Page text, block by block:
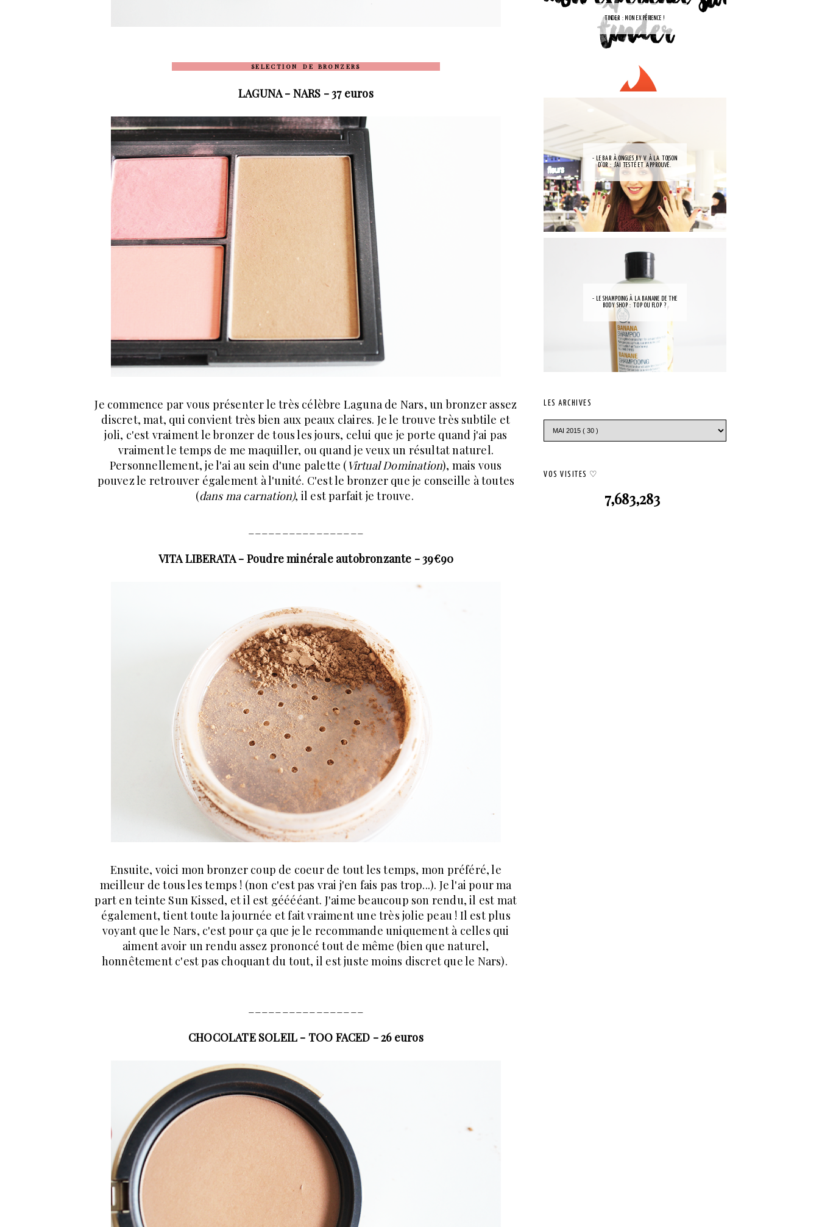
S E L E C T I O N D E B R O N Z E R S_____________________
LAGUNA - NARS - 37 euros
Je commence par vous présenter le très célèbre Laguna de Nars, un bronzer assez
discret, mat, qui convient très bien aux peaux claires. Je le trouve très subtile et
joli, c'est vraiment le bronzer de tous les jours, celui que je porte quand j'ai pas
vraiment le temps de me maquiller, ou quand je veux un résultat naturel.
Personnellement, je l'ai au sein d'une palette (Virtual Domination), mais vous
pouvez le retrouver également à l'unité. C'est le bronzer que je conseille à toutes
(dans ma carnation), il est parfait je trouve.
VITA LIBERATA - Poudre minérale autobronzante - 39€90
Ensuite, voici mon bronzer coup de coeur de tout les temps, mon préféré, le
meilleur de tous les temps ! (non c'est pas vrai j'en fais pas trop...). Je l'ai pour ma
part en teinte Sun Kissed, et il est gééééant. J'aime beaucoup son rendu, il est mat
également, tient toute la journée et fait vraiment une très jolie peau ! Il est plus
voyant que le Nars, c'est pour ça que je le recommande uniquement à celles qui
aiment avoir un rendu assez prononcé tout de même (bien que naturel,
honnêtement c'est pas choquant du tout, il est juste moins discret que le Nars).
CHOCOLATE SOLEIL - TOO FACED - 26 euros
TINDER : MON EXPÉRIENCE !
- LE BAR À ONGLES BY V À LA TOISON
D'OR : J'AI TESTÉ ET APPROUVÉ.
- LE SHAMPOING À LA BANANE DE THE
BODY SHOP : TOP OU FLOP ?
LES ARCHIVES
VOS VISITES ♡
7,683,283